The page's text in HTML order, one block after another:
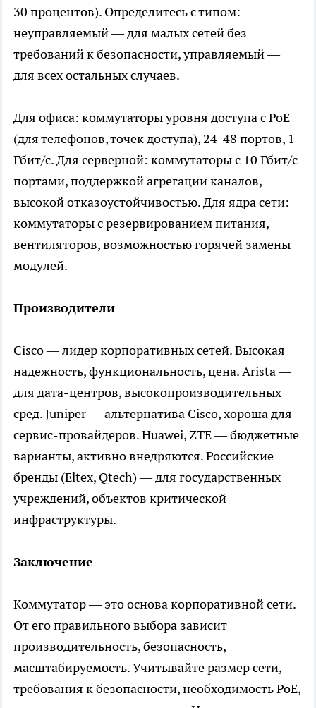
30 процентов). Определитесь с типом:
неуправляемый — для малых сетей без
требований к безопасности, управляемый —
для всех остальных случаев.
Для офиса: коммутаторы уровня доступа с PoE
(для телефонов, точек доступа), 24-48 портов, 1
Гбит/с. Для серверной: коммутаторы с 10 Гбит/с
портами, поддержкой агрегации каналов,
высокой отказоустойчивостью. Для ядра сети:
коммутаторы с резервированием питания,
вентиляторов, возможностью горячей замены
модулей.
Производители
Cisco — лидер корпоративных сетей. Высокая
надежность, функциональность, цена. Arista —
для дата-центров, высокопроизводительных
сред. Juniper — альтернатива Cisco, хороша для
сервис-провайдеров. Huawei, ZTE — бюджетные
варианты, активно внедряются. Российские
бренды (Eltex, Qtech) — для государственных
учреждений, объектов критической
инфраструктуры.
Заключение
Коммутатор — это основа корпоративной сети.
От его правильного выбора зависит
производительность, безопасность,
масштабируемость. Учитывайте размер сети,
требования к безопасности, необходимость PoE,